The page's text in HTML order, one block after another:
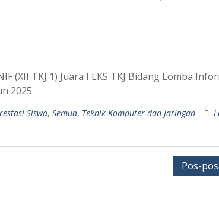
(XII TKJ 1) Juara I LKS TKJ Bidang Lomba
2025
Siswa, Semua, Teknik Komputer dan Jaringan
Pos-